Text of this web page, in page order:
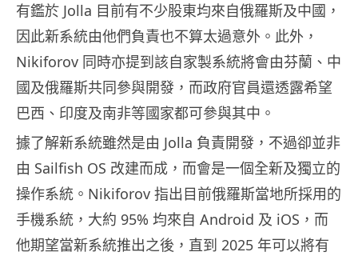
有鑑於 Jolla 目前有不少股東均來自俄羅斯及中國，
因此新系統由他們負責也不算太過意外。此外，
Nikiforov 同時亦提到該自家製系統將會由芬蘭、中
國及俄羅斯共同參與開發，而政府官員還透露希望
巴西、印度及南非等國家都可參與其中。
據了解新系統雖然是由 Jolla 負責開發，不過卻並非
由 Sailfish OS 改建而成，而會是一個全新及獨立的
操作系統。Nikiforov 指出目前俄羅斯當地所採用的
手機系統，大約 95% 均來自 Android 及 iOS，而
他期望當新系統推出之後，直到 2025 年可以將有